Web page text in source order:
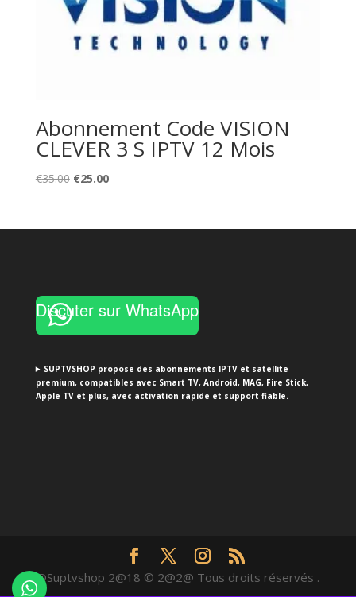
Abonnement Code VISION
CLEVER 3 S IPTV 12 Mois
€35.00 Original
€35.00.
€25.00Current
€25.00.
Discuter sur WhatsApp
SUPTVSHOP propose des abonnements IPTV et satellite
premium, compatibles avec Smart TV, Android, MAG, Fire Stick,
Apple TV et plus, avec activation rapide et support fiable.
@Suptvshop 2@18 © 2@2@ Tous droits réservés .